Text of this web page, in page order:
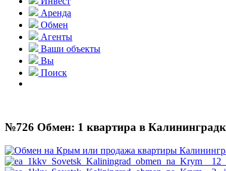
Аренда
Обмен
Агенты
Ваши объекты
Вы
Поиск
№726 Обмен: 1 квартира в